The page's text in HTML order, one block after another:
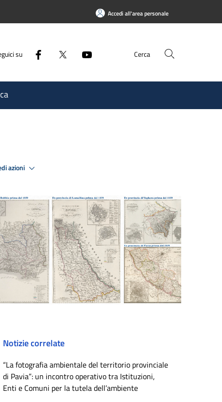
Accedi all'area personale
su Cerca
azioni
Notizie correlate
“La fotografia ambientale del territorio provinciale
di Pavia”: un incontro operativo tra Istituzioni,
Enti e Comuni per la tutela dell’ambiente